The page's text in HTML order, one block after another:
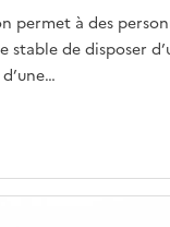
permet à des
stable de disposer